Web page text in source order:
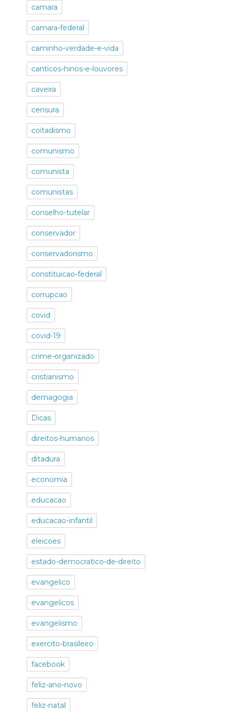
camara
camara-federal
caminho-verdade-e-vida
canticos-hinos-e-louvores
caveira
censura
coitadismo
comunismo
comunista
comunistas
conselho-tutelar
conservador
conservadorismo
constituicao-federal
corrupcao
covid
covid-19
crime-organizado
cristianismo
demagogia
Dicas
direitos-humanos
ditadura
economia
educacao
educacao-infantil
eleicoes
estado-democratico-de-direito
evangelico
evangelicos
evangelismo
exercito-brasileiro
facebook
feliz-ano-novo
feliz-natal